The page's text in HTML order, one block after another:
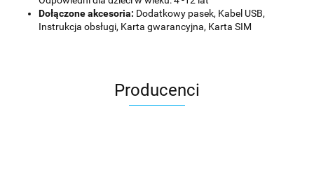
Dołączone akcesoria: Dodatkowy pasek, Kabel USB,
Instrukcja obsługi, Karta gwarancyjna, Karta SIM
Producenci